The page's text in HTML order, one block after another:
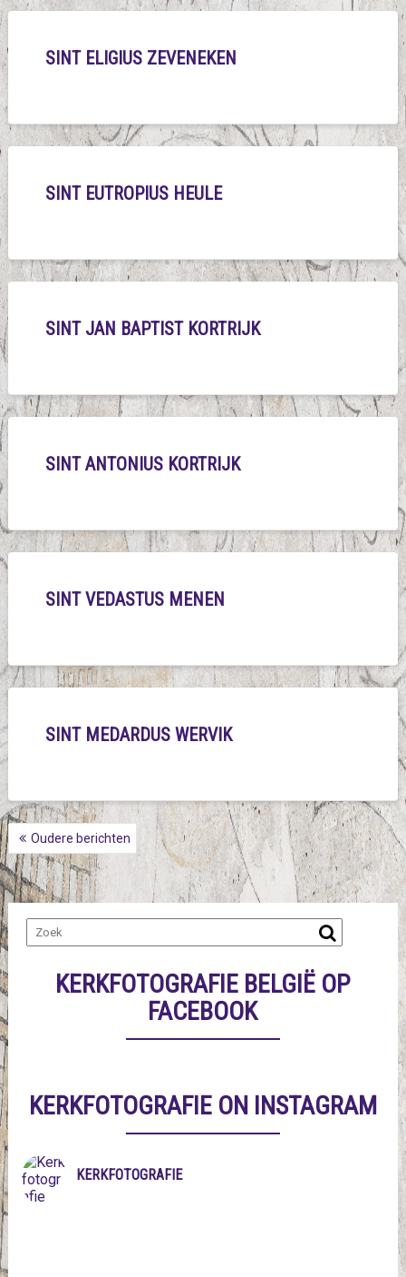
SINT ELIGIUS ZEVENEKEN
SINT EUTROPIUS HEULE
SINT JAN BAPTIST KORTRIJK
SINT ANTONIUS KORTRIJK
SINT VEDASTUS MENEN
SINT MEDARDUS WERVIK
BERICHTNAVIGATIE
Oudere berichten
KERKFOTOGRAFIE BELGIË OP
FACEBOOK
KERKFOTOGRAFIE ON INSTAGRAM
KERKFOTOGRAFIE